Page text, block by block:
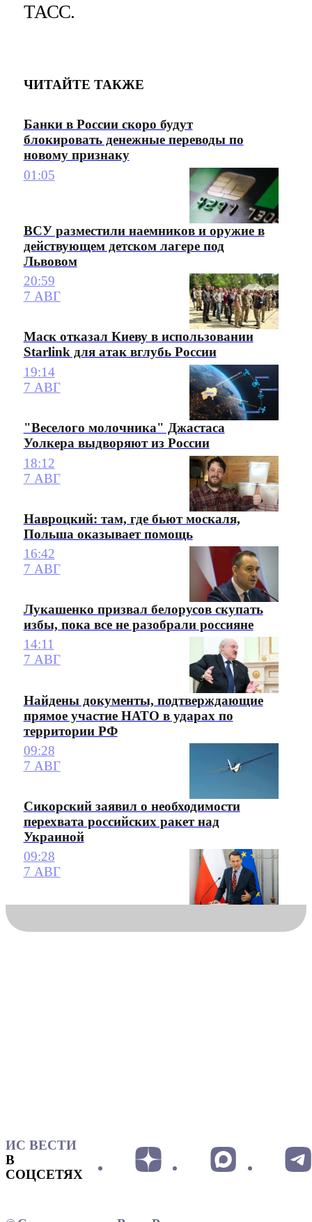
ТАСС.
ЧИТАЙТЕ ТАКЖЕ
Банки в России скоро будут
блокировать денежные переводы по
новому признаку
01:05
ВСУ разместили наемников и оружие в
действующем детском лагере под
Львовом
20:59
7 АВГ
Маск отказал Киеву в использовании
Starlink для атак вглубь России
19:14
7 АВГ
"Веселого молочника" Джастаса
Уолкера выдворяют из России
18:12
7 АВГ
Навроцкий: там, где бьют москаля,
Польша оказывает помощь
16:42
7 АВГ
Лукашенко призвал белорусов скупать
избы, пока все не разобрали россияне
14:11
7 АВГ
Найдены документы, подтверждающие
прямое участие НАТО в ударах по
территории РФ
09:28
7 АВГ
Сикорский заявил о необходимости
перехвата российских ракет над
Украиной
09:28
7 АВГ
ИС ВЕСТИ
В
СОЦСЕТЯХ